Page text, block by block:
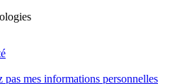
pas mes informations personnelles